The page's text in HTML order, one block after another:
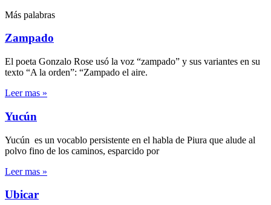
Más palabras
Zampado
El poeta Gonzalo Rose usó la voz “zampado” y sus variantes en su
texto “A la orden”: “Zampado el aire.
Leer mas »
Yucún
Yucún es un vocablo persistente en el habla de Piura que alude al
polvo fino de los caminos, esparcido por
Leer mas »
Ubicar